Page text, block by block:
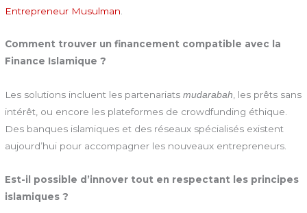
Entrepreneur Musulman
Comment trouver un financement compatible avec la
Finance Islamique ?
Les solutions incluent les partenariatsmudarabah, les prêts sans
intérêt, ou encore les plateformes de crowdfunding éthique.
Des banques islamiques et des réseaux spécialisés existent
aujourd’hui pour accompagner les nouveaux entrepreneurs.
Est-il possible d’innover tout en respectant les principes
islamiques ?